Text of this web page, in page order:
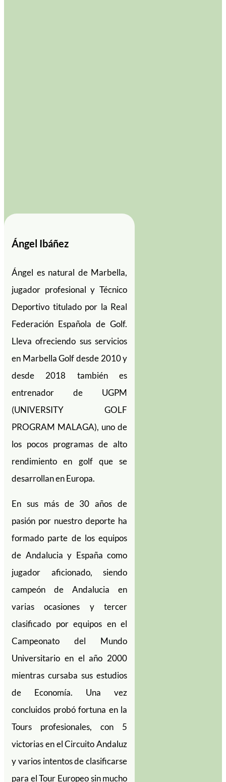
Ángel Ibáñez
Ángel es natural de Marbella,
jugador profesional y Técnico
Deportivo titulado por la Real
Federación Española de Golf.
Lleva ofreciendo sus servicios
en Marbella Golf desde 2010 y
desde 2018 también es
entrenador de UGPM
(UNIVERSITY GOLF
PROGRAM MALAGA), uno de
los pocos programas de alto
rendimiento en golf que se
desarrollan en Europa.
En sus más de 30 años de
pasión por nuestro deporte ha
formado parte de los equipos
de Andalucia y España como
jugador aficionado, siendo
campeón de Andalucia en
varias ocasiones y tercer
clasificado por equipos en el
Campeonato del Mundo
Universitario en el año 2000
mientras cursaba sus estudios
de Economía. Una vez
concluidos probó fortuna en la
Tours profesionales, con 5
victorias en el Circuito Andaluz
y varios intentos de clasificarse
para el Tour Europeo sin mucho